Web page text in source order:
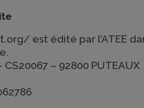
est édité par l’ATEE
CS20067 – 92800 PUTEAUX